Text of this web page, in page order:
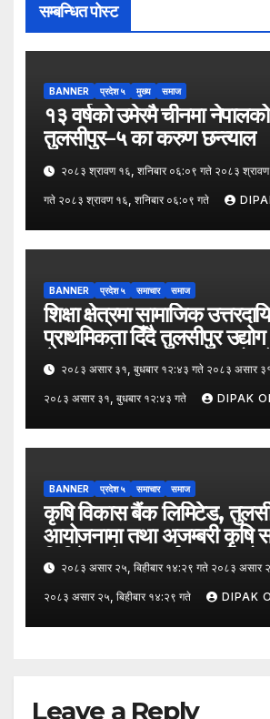
सम्बन्धित पोस्ट
BANNER प्रदेश ५ मुख्य समाज
१३ वर्षको उमेरमै चीनमा
तुलसीपुर–५ का करुण छन्त्याल
२०८३ श्रावण १६, शनिबार ०६:०९ गते २०८३
गते २०८३ श्रावण १६, शनिबार ०६:०९ गते
BANNER प्रदेश ५ समाचार समाज
शिक्षा क्षेत्रमा सामाजिक
प्राथमिकता दिँदै तुलसीपुर
नेपाल उद्योग व्यापार महासंघको
दिवसको अवसर पारेर तुलसीपुर
उपमहानगरपालिका–५, गैरापातु
जनश्रमिक आ बि विद्यालयका
कापी तथा कलम वितरण गरेको
२०८३ असार ३१, बुधबार १२:४३ गते २०८३ असार
२०८३ असार ३१, बुधबार १२:४३ गते DIPAK
BANNER प्रदेश ५ समाचार समाज
कृषि विकास बैंक लिमिटेड,
आयोजनामा तथा अजम्बरी कृषि
लिमिटेडको सहकार्यमा “कृषिको
रूपान्तरणका लागि मूल्य
कार्यक्रम अन्तर्गत तरकारी
व्यापारीबीच व्यवसाय विस्तार
२०८३ असार २५, बिहीबार १४:२९ गते २०८३ असार
२०८३ असार २५, बिहीबार १४:२९ गते DIPAK
Leave a Reply